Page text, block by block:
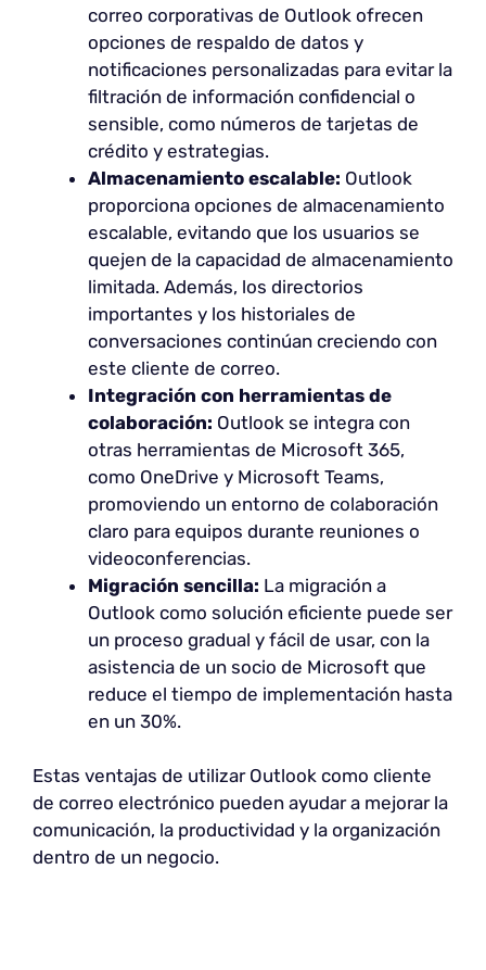
correo corporativas de Outlook ofrecen
opciones de respaldo de datos y
notificaciones personalizadas para evitar la
filtración de información confidencial o
sensible, como números de tarjetas de
crédito y estrategias.
Almacenamiento escalable: Outlook
proporciona opciones de almacenamiento
escalable, evitando que los usuarios se
quejen de la capacidad de almacenamiento
limitada. Además, los directorios
importantes y los historiales de
conversaciones continúan creciendo con
este cliente de correo.
Integración con herramientas de
colaboración: Outlook se integra con
otras herramientas de Microsoft 365,
como OneDrive y Microsoft Teams,
promoviendo un entorno de colaboración
claro para equipos durante reuniones o
videoconferencias.
Migración sencilla: La migración a
Outlook como solución eficiente puede ser
un proceso gradual y fácil de usar, con la
asistencia de un socio de Microsoft que
reduce el tiempo de implementación hasta
en un 30%.
Estas ventajas de utilizar Outlook como cliente
de correo electrónico pueden ayudar a mejorar la
comunicación, la productividad y la organización
dentro de un negocio.